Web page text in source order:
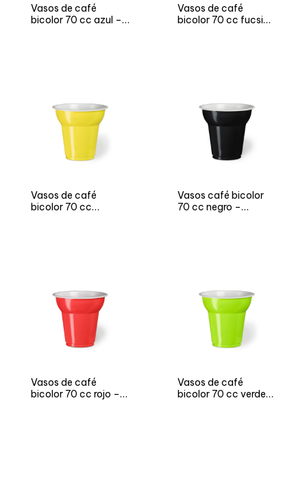
Vasos de café
bicolor 70 cc azul –
Vasos de café
bicolor 70 cc fucsia
Vasos de café
bicolor 70 cc
Vasos café bicolor
70 cc negro –
Vasos de café
bicolor 70 cc rojo –
Vasos de café
bicolor 70 cc verde